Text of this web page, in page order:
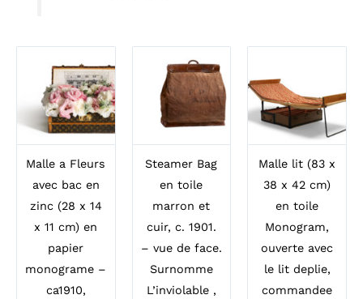
Malle a Fleurs
avec bac en
zinc (28 x 14
x 11 cm) en
papier
monograme –
ca1910,
Steamer Bag
en toile
marron et
cuir, c. 1901.
– vue de face.
Surnomme
L’inviolable ,
Malle lit (83 x
38 x 42 cm)
en toile
Monogram,
ouverte avec
le lit deplie,
commandee